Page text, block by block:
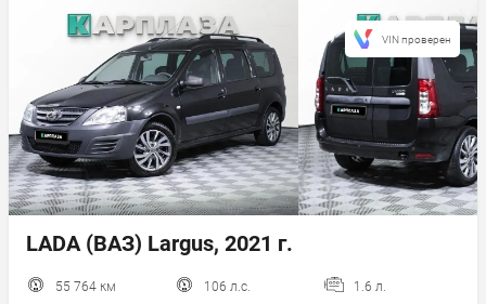
LADA (ВАЗ) Largus, 2021 г.
55 764 км 106 л.с. 1.6 л.
VIN проверен